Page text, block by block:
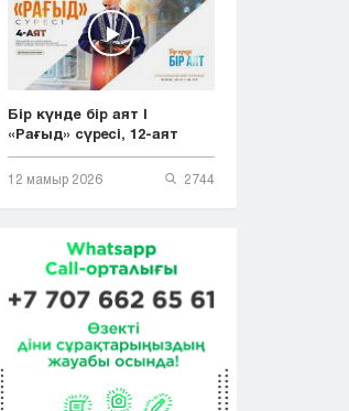
Бір күнде бір аят |
«Рағыд» сүресі, 12-аят
12 мамыр 2026 2744